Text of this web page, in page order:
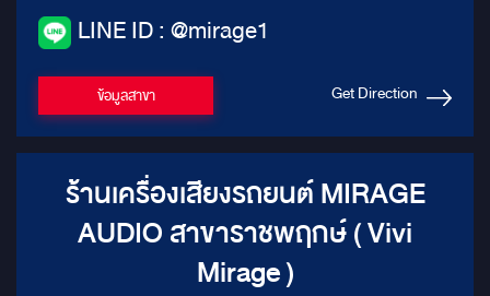
LINE ID : @mirage1
ข้อมูลสาขา Get Direction
ร้านเครื่องเสียงรถยนต์ MIRAGE
AUDIO สาขาราชพฤกษ์ ( Vivi
Mirage )